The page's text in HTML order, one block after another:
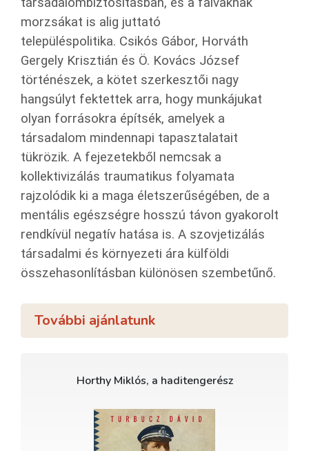
morzsákat is alig juttató
településpolitika. Csikós Gábor, Horváth
Gergely Krisztián és Ö. Kovács József
történészek, a kötet szerkesztői nagy
hangsúlyt fektettek arra, hogy munkájukat
olyan forrásokra építsék, amelyek a
társadalom mindennapi tapasztalatait
tükrözik. A fejezetekből nemcsak a
kollektivizálás traumatikus folyamata
rajzolódik ki a maga életszerűségében, de a
mentális egészségre hosszú távon gyakorolt
rendkívül negatív hatása is. A szovjetizálás
társadalmi és környezeti ára külföldi
összehasonlításban különösen szembetűnő.
További ajánlatunk
Horthy Miklós, a haditengerész